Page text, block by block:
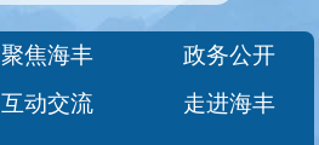
聚焦海丰
政务公开
互动交流
走进海丰